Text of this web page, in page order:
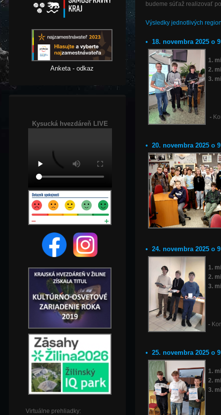
Anketa - odkaz
Kysucká hvezdáreň LIVE
Virtuálne prehliadky:
budeme súťaž realizovať
Výsledky jednotlivých
• 18. novembra 2025 o
1.
2.
3.
-
• 20. novembra 2025 o
• 24. novembra 2025 o
1.
2.
3.
-
• 25. novembra 2025 o
1.
2.
3.